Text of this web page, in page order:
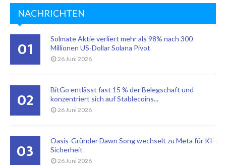
NACHRICHTEN
01
Solmate Aktie verliert mehr als 98% nach 300
Millionen US-Dollar Solana Pivot
26 Juni 2026
02
BitGo entlässt fast 15 % der Belegschaft und
konzentriert sich auf Stablecoins...
26 Juni 2026
03
Oasis-Gründer Dawn Song wechselt zu Meta für KI-
Sicherheit
26 Juni 2026